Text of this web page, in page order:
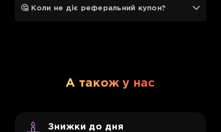
🤔 Коли не діє реферальний купон?
А також у нас
Знижки до дня